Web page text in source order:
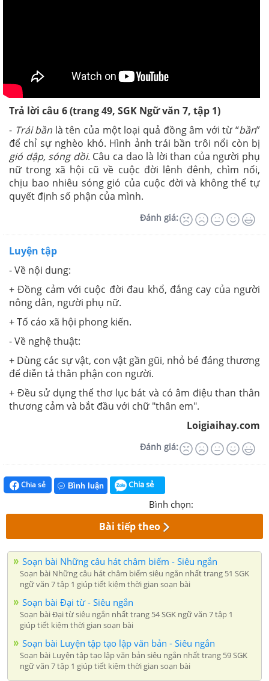
Trả lời câu 6 (trang 49, SGK Ngữ văn 7, tập 1)
- Trái bần là tên của một loại quả đồng âm với từ “bần”
để chỉ sự nghèo khó. Hình ảnh trái bần trôi nổi còn bị
gió dập, sóng dồi. Câu ca dao là lời than của người phụ
nữ trong xã hội cũ về cuộc đời lênh đênh, chìm nổi,
chịu bao nhiêu sóng gió của cuộc đời và không thể tự
quyết định số phận của mình.
Đánh giá:
Luyện tập
- Về nội dung:
+ Đồng cảm với cuộc đời đau khổ, đắng cay của người
nông dân, người phụ nữ.
+ Tố cáo xã hội phong kiến.
- Về nghệ thuật:
+ Dùng các sự vật, con vật gần gũi, nhỏ bé đáng thương
để diễn tả thân phận con người.
+ Đều sử dụng thể thơ lục bát và có âm điệu than thân
thương cảm và bắt đầu với chữ "thân em".
Loigiaihay.com
Đánh giá:
Chia sẻ Bình luận Chia sẻ
Bình chọn:
Bài tiếp theo
Soạn bài Những câu hát châm biếm - Siêu ngắn
Soạn bài Những câu hát châm biếm siêu ngắn nhất trang 51 SGK
ngữ văn 7 tập 1 giúp tiết kiệm thời gian soạn bài
Soạn bài Đại từ - Siêu ngắn
Soạn bài Đại từ siêu ngắn nhất trang 54 SGK ngữ văn 7 tập 1
giúp tiết kiệm thời gian soạn bài
Soạn bài Luyện tập tạo lập văn bản - Siêu ngắn
Soạn bài Luyện tập tạo lập văn bản siêu ngắn nhất trang 59 SGK
ngữ văn 7 tập 1 giúp tiết kiệm thời gian soạn bài